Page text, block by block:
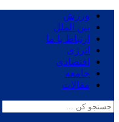
ورزش
بین الملل
ارتباط با ما
انرژی
اقتصادی
جامعه
مقالات